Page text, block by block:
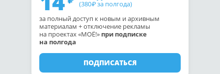
(380₽ за полгода)
за полный доступ к новым и архивным
материалам + отключение рекламы
на проектах «МОЁ!» при подписке
на полгода
ПОДПИСАТЬСЯ